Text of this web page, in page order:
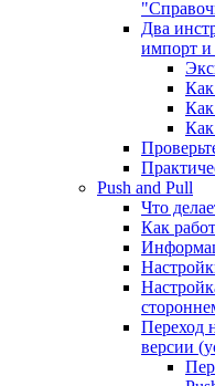
Два
импорт и
Push and Pull
Что
Как
Переход
версии